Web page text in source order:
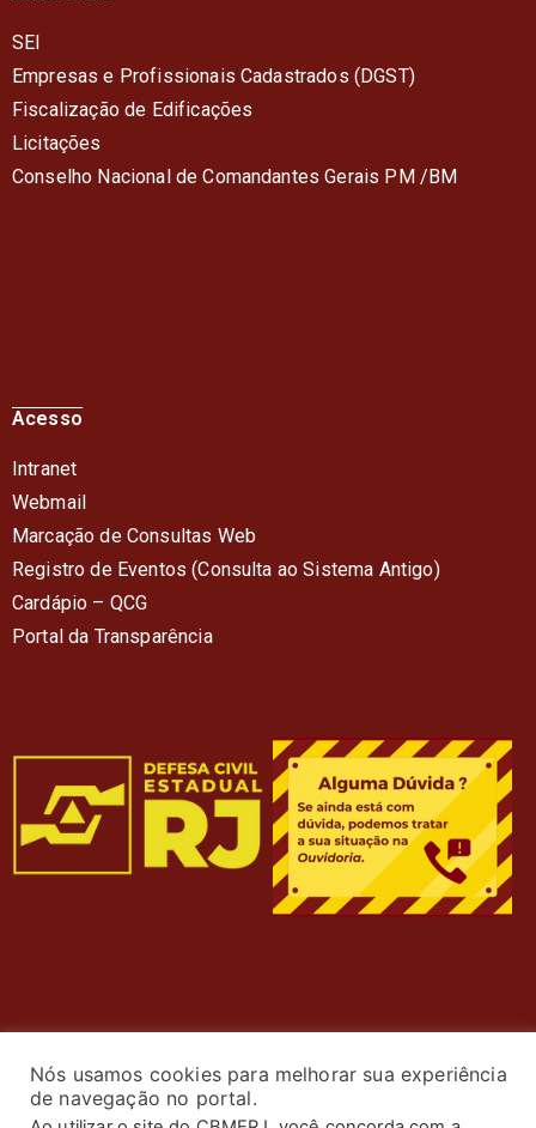
SEI
Empresas e Profissionais Cadastrados (DGST)
Fiscalização de Edificações
Licitações
Conselho Nacional de Comandantes Gerais PM /BM
Acesso
Intranet
Webmail
Marcação de Consultas Web
Registro de Eventos (Consulta ao Sistema Antigo)
Cardápio – QCG
Portal da Transparência
Nós usamos cookies para melhorar sua experiência
de navegação no portal.